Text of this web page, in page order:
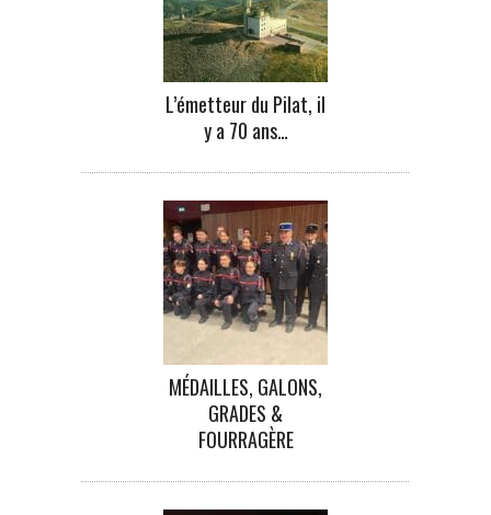
L’émetteur du Pilat, il
y a 70 ans…
MÉDAILLES, GALONS,
GRADES &
FOURRAGÈRE